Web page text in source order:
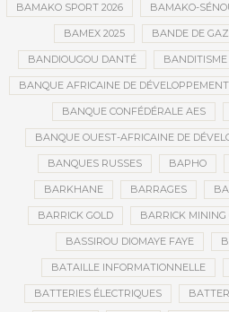
BAMAKO SPORT 2026 BAMAKO-
BAMEX 2025 BANDE DE
BANDIOUGOU DANTÉ BANDITISME
BANQUE AFRICAINE DE DÉVELOPPEMENT
BANQUE CONFÉDÉRALE AES
BANQUE OUEST-AFRICAINE DE
BANQUES RUSSES BAPHO
BARKHANE BARRAGES
BARRICK GOLD BARRICK MINING
BASSIROU DIOMAYE FAYE
BATAILLE INFORMATIONNELLE
BATTERIES ÉLECTRIQUES